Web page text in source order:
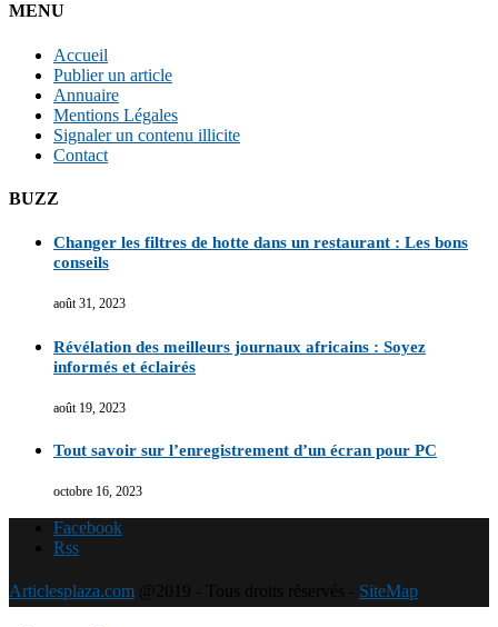
MENU
Accueil
Publier un article
Annuaire
Mentions Légales
Signaler un contenu illicite
Contact
BUZZ
Changer les filtres de hotte dans un restaurant : Les bons
conseils
août 31, 2023
Révélation des meilleurs journaux africains : Soyez
informés et éclairés
août 19, 2023
Tout savoir sur l’enregistrement d’un écran pour PC
octobre 16, 2023
Facebook
Rss
Articlesplaza.com SiteMap